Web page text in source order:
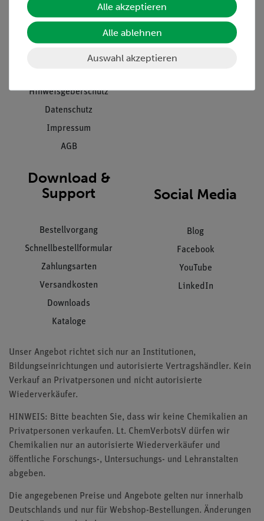
Projekte und Lösungen
Stellenangebote
Hinweisgeberschutz
Datenschutz
Impressum
AGB
Beratung & Showroom
Inventarisierungs- &
Download &
Support
Bestellvorgang
Schnellbestellformular
Zahlungsarten
Versandkosten
Downloads
Kataloge
Social Media
Blog
Facebook
YouTube
LinkedIn
Unser Angebot richtet sich nur an Institutionen,
Bildungseinrichtungen und autorisierte Vertragshändler. Kein
Verkauf an Privatpersonen und nicht autorisierte
Wiederverkäufer.
HINWEIS: Bitte beachten Sie, dass wir keine Chemikalien an
Privatpersonen verkaufen. Lt. ChemVerbotsV dürfen wir
Chemikalien nur an autorisierte Wiederverkäufer und
öffentliche Forschungs-, Untersuchungs- und Lehranstalten
abgeben.
Die angegebenen Preise und Angebote gelten nur innerhalb
Deutschlands und nur für Webshop-Bestellungen. Änderungen
Alle akzeptieren
Alle ablehnen
Auswahl akzeptieren